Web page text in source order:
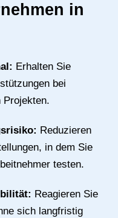
in
Erhalten Sie
bei
Projekten.
Reduzieren
in dem Sie
testen.
Reagieren Sie
sich langfristig